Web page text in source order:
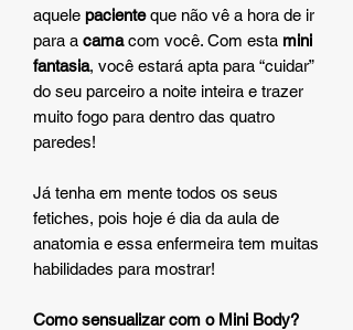
aquele pacienteque não vê a hora de ir
para a camacom você. Com esta mini
fantasia, você estará apta para “cuidar”
do seu parceiro a noite inteira e trazer
muito fogo para dentro das quatro
paredes!
Já tenha em mente todos os seus
fetiches, pois hoje é dia da aula de
anatomia e essa enfermeira tem muitas
habilidades para mostrar!
Como sensualizar com o Mini Body?